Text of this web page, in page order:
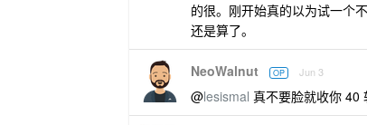
的很。刚开始真的以为试一个
还是算了。
NeoWalnut OP Jun 3
@lesismal 真不要脸就收你 40